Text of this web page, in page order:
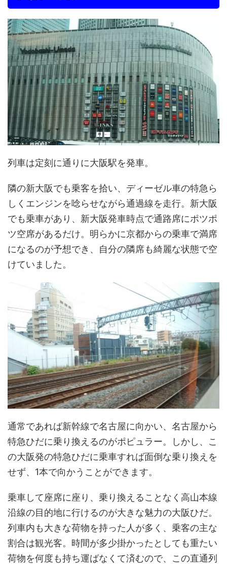
列車は定刻に通りに大阪駅を発車。
隣の新大阪でも乗客を拾い、ディーゼル車の特急ら
しくエンジンを唸らせながら通過線を走行。新大阪
でも乗車があり、新大阪発車時点で通路席にポツポ
ツ空席があるだけ。明らかに京都からの乗車で満席
になるのが予想でき、自分の隣席も綺麗な状態で空
けていました。
通常であれば新幹線で名古屋に向かい、名古屋から
特急ひだに乗り換えるのがポピュラー。しかし、こ
の大阪発の特急ひだに乗車すれば面倒な乗り換えを
せず、1本で向かうことができます。
乗車して座席に座り、乗り換えることなく高山本線
沿線の目的地に行けるのが大きな魅力の大阪ひだ。
列車内も大きな荷物を持った人が多く、乗客の主な
割合は観光客。時間が多少掛かったとしても重たい
荷物を何度も持ち運ばなくて済むので、この直通列